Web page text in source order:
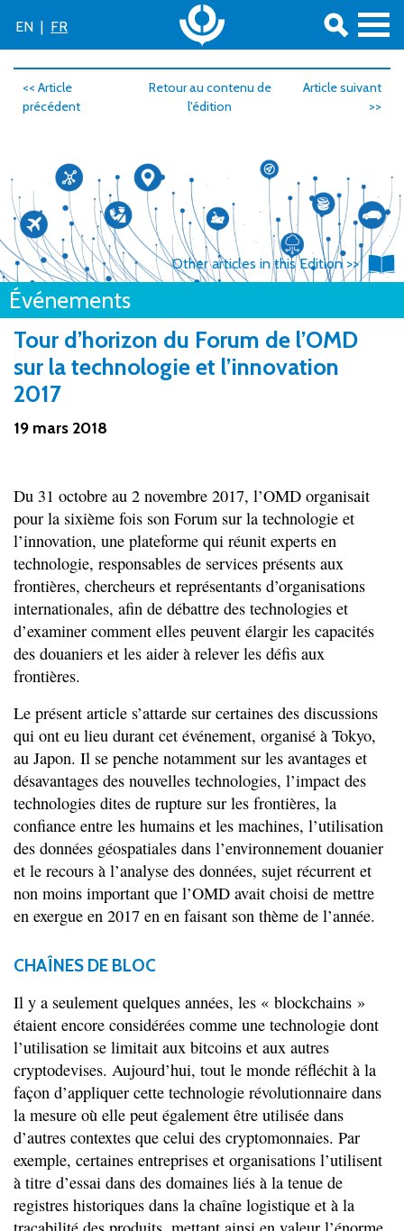
EN | FR
<< Article
précédent
Retour au contenu de
l'édition
Article suivant
>>
Événements
Other articles in this Edition >>
Tour d’horizon du Forum de l’OMD
sur la technologie et l’innovation
2017
19 mars 2018
Du 31 octobre au 2 novembre 2017, l’OMD organisait
pour la sixième fois son Forum sur la technologie et
l’innovation, une plateforme qui réunit experts en
technologie, responsables de services présents aux
frontières, chercheurs et représentants d’organisations
internationales, afin de débattre des technologies et
d’examiner comment elles peuvent élargir les capacités
des douaniers et les aider à relever les défis aux
frontières.
Le présent article s’attarde sur certaines des discussions
qui ont eu lieu durant cet événement, organisé à Tokyo,
au Japon. Il se penche notamment sur les avantages et
désavantages des nouvelles technologies, l’impact des
technologies dites de rupture sur les frontières, la
confiance entre les humains et les machines, l’utilisation
des données géospatiales dans l’environnement douanier
et le recours à l’analyse des données, sujet récurrent et
non moins important que l’OMD avait choisi de mettre
en exergue en 2017 en en faisant son thème de l’année.
CHAÎNES DE BLOC
Il y a seulement quelques années, les « blockchains »
étaient encore considérées comme une technologie dont
l’utilisation se limitait aux bitcoins et aux autres
cryptodevises. Aujourd’hui, tout le monde réfléchit à la
façon d’appliquer cette technologie révolutionnaire dans
la mesure où elle peut également être utilisée dans
d’autres contextes que celui des cryptomonnaies. Par
exemple, certaines entreprises et organisations l’utilisent
à titre d’essai dans des domaines liés à la tenue de
registres historiques dans la chaîne logistique et à la